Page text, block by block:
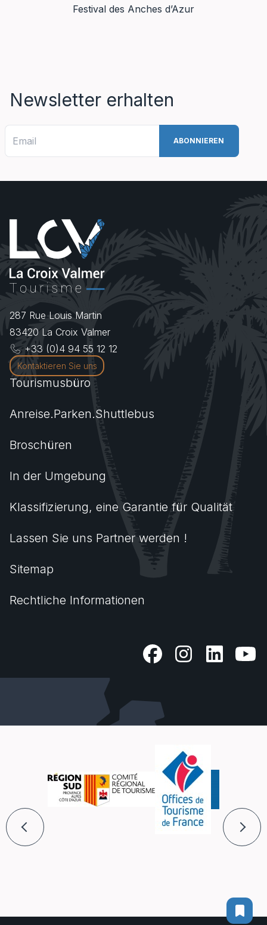
Festival des Anches d’Azur
Newsletter erhalten
287 Rue Louis Martin
83420 La Croix Valmer
+33 (0)4 94 55 12 12
Kontaktieren Sie uns
Tourismusbüro
Anreise.Parken.Shuttlebus
Broschüren
In der Umgebung
Klassifizierung, eine Garantie für Qualität
Lassen Sie uns Partner werden !
Sitemap
Rechtliche Informationen